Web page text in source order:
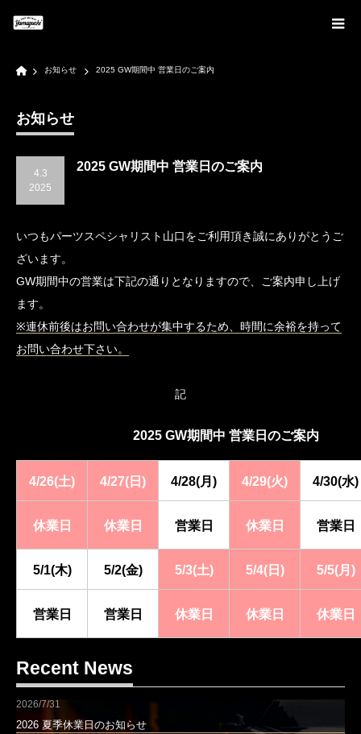
Home
お知らせ 2025 GW期間中 営業日のご案内
お知らせ
4.3
2025
2025 GW期間中 営業日のご案内
いつもパーツスペシャリスト山口をご利用頂き誠にありがとうご
ざいます。
GW期間中の営業は下記の通りとなりますので、ご案内申し上げ
ます。
※連休前後はお問い合わせが集中するため、時間に余裕を持って
お問い合わせ下さい。
記
2025 GW期間中 営業日のご案内
4/26(土) 4/27(日) 4/28(月) 4/29(火) 4/30(水)
休業日 休業日 営業日 休業日 営業日
5/1(木) 5/2(金) 5/3(土) 5/4(日) 5/5(月)
営業日 営業日 休業日 休業日 休業日
Recent News
2026/7/31
2026 夏季休業日のお知らせ